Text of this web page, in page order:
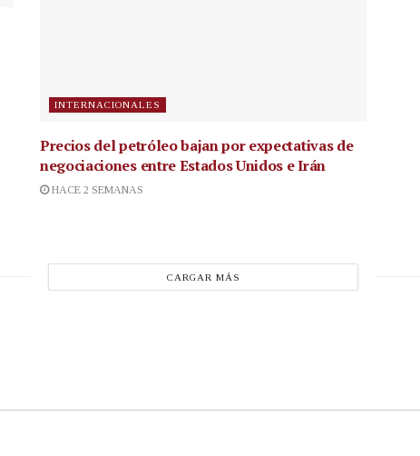
INTERNACIONALES
Precios del petróleo bajan por expectativas de
negociaciones entre Estados Unidos e Irán
HACE 2 SEMANAS
CARGAR MÁS